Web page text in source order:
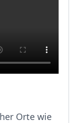
Orte wie